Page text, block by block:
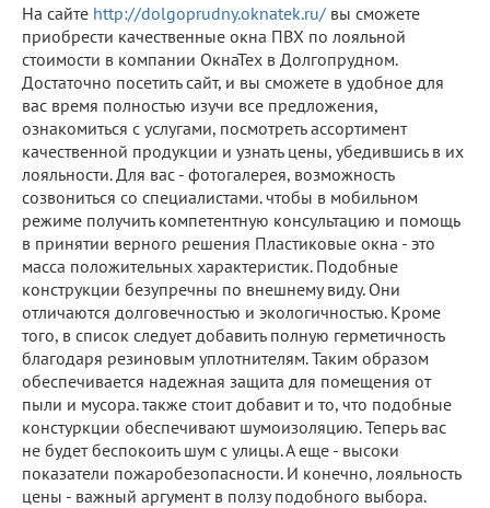
На сайте http://dolgoprudny.oknatek.ru/ вы сможете
приобрести качественные окна ПВХ по лояльной
стоимости в компании ОкнаТех в Долгопрудном.
Достаточно посетить сайт, и вы сможете в удобное для
вас время полностью изучи все предложения,
ознакомиться с услугами, посмотреть ассортимент
качественной продукции и узнать цены, убедившись в их
лояльности. Для вас - фотогалерея, возможность
созвониться со специалистами. чтобы в мобильном
режиме получить компетентную консультацию и помощь
в принятии верного решения Пластиковые окна - это
масса положительных характеристик. Подобные
конструкции безупречны по внешнему виду. Они
отличаются долговечностью и экологичностью. Кроме
того, в список следует добавить полную герметичность
благодаря резиновым уплотнителям. Таким образом
обеспечивается надежная защита для помещения от
пыли и мусора. также стоит добавит и то, что подобные
констуркции обеспечивают шумоизоляцию. Теперь вас
не будет беспокоить шум с улицы. А еще - высоки
показатели пожаробезопасности. И конечно, лояльность
цены - важный аргумент в ползу подобного выбора.